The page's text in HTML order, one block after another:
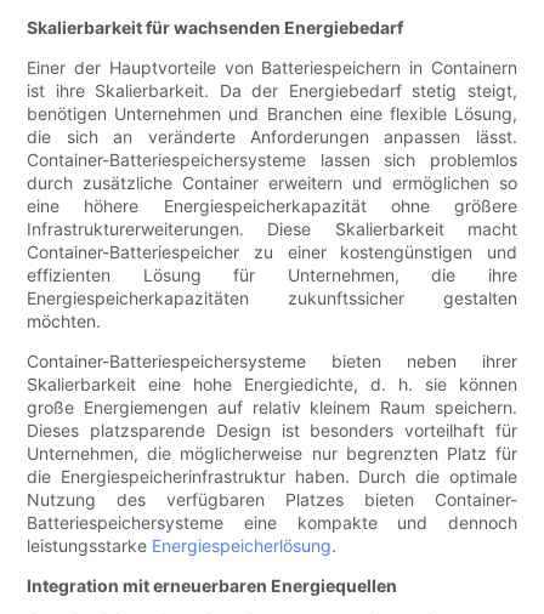
Skalierbarkeit für wachsenden Energiebedarf
Einer der Hauptvorteile von Batteriespeichern in Containern
ist ihre Skalierbarkeit. Da der Energiebedarf stetig steigt,
benötigen Unternehmen und Branchen eine flexible Lösung,
die sich an veränderte Anforderungen anpassen lässt.
Container-Batteriespeichersysteme lassen sich problemlos
durch zusätzliche Container erweitern und ermöglichen so
eine höhere Energiespeicherkapazität ohne größere
Infrastrukturerweiterungen. Diese Skalierbarkeit macht
Container-Batteriespeicher zu einer kostengünstigen und
effizienten Lösung für Unternehmen, die ihre
Energiespeicherkapazitäten zukunftssicher gestalten
möchten.
Container-Batteriespeichersysteme bieten neben ihrer
Skalierbarkeit eine hohe Energiedichte, d. h. sie können
große Energiemengen auf relativ kleinem Raum speichern.
Dieses platzsparende Design ist besonders vorteilhaft für
Unternehmen, die möglicherweise nur begrenzten Platz für
die Energiespeicherinfrastruktur haben. Durch die optimale
Nutzung des verfügbaren Platzes bieten Container-
Batteriespeichersysteme eine kompakte und dennoch
leistungsstarke Energiespeicherlösung.
Integration mit erneuerbaren Energiequellen